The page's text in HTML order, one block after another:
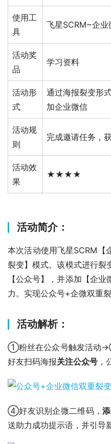
使用工
具
飞星SCRM~企
活动奖
品
学习资料
活动形
式
通过海报裂变形
加企业微信
活动规
则
完成邀请任务，
活动效
果
★★★★
活动简介：
本次活动使用飞星SCRM【
裂变】模式。该模式进行裂
【公众号】，并添加【企
力。实现公众号+企微双重裂
活动解析：
①粉丝在公众号触发活动
好友扫码海报关注公众号 ，
④好友识别企微二维码，
送助力成功提示语，并引导